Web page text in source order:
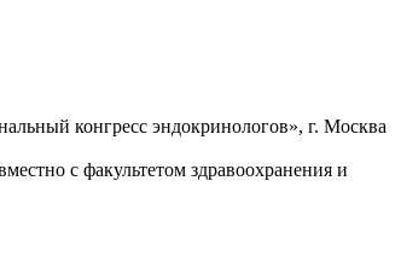
конгресс эндокринологов», г. Москва
с факультетом здравоохранения и